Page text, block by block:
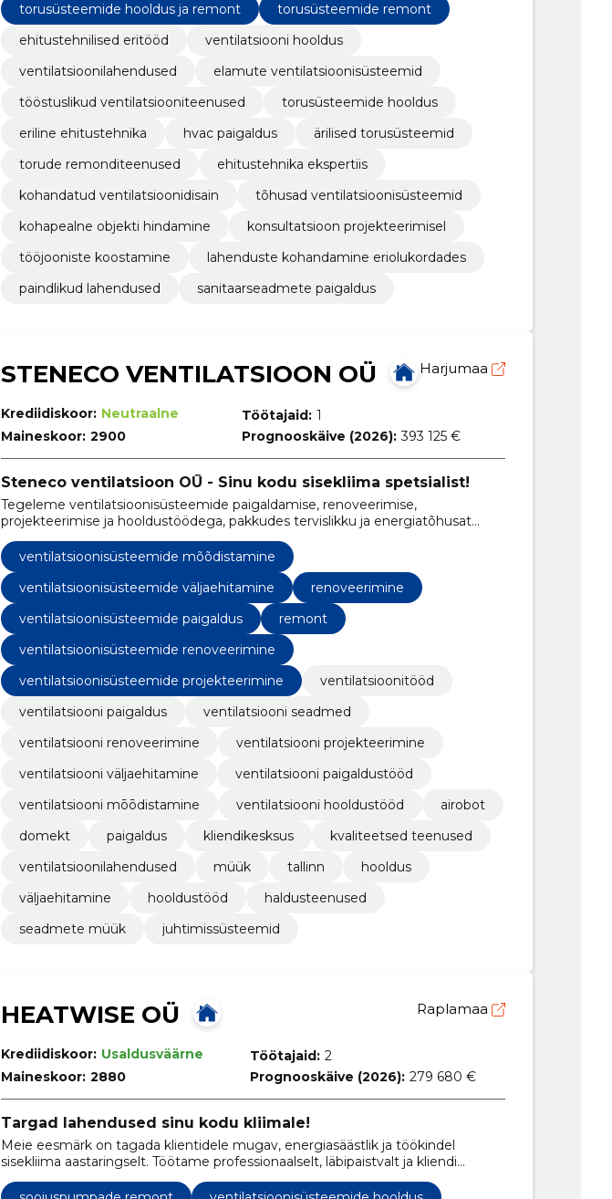
torusüsteemide hooldus ja remont
torusüsteemide remont
ehitustehnilised eritööd
ventilatsiooni hooldus
ventilatsioonilahendused
elamute ventilatsioonisüsteemid
tööstuslikud ventilatsiooniteenused
torusüsteemide hooldus
eriline ehitustehnika
hvac paigaldus
ärilised torusüsteemid
torude remonditeenused
ehitustehnika ekspertiis
kohandatud ventilatsioonidisain
tõhusad ventilatsioonisüsteemid
kohapealne objekti hindamine
konsultatsioon projekteerimisel
tööjooniste koostamine
lahenduste kohandamine eriolukordades
paindlikud lahendused
sanitaarseadmete paigaldus
STENECO VENTILATSIOON OÜ Harjumaa
Krediidiskoor: Neutraalne
Maineskoor: 2900
Töötajaid: 1
Prognooskäive (2026): 393 125 €
Steneco ventilatsioon OŪ - Sinu kodu sisekliima spetsialist!
Tegeleme ventilatsioonisüsteemide paigaldamise, renoveerimise,
projekteerimise ja hooldustöödega, pakkudes tervislikku ja energiatõhusat
siseõhku igas hoones.
ventilatsioonisüsteemide mõõdistamine
ventilatsioonisüsteemide väljaehitamine
renoveerimine
ventilatsioonisüsteemide paigaldus
remont
ventilatsioonisüsteemide renoveerimine
ventilatsioonisüsteemide projekteerimine
ventilatsioonitööd
ventilatsiooni paigaldus
ventilatsiooni seadmed
ventilatsiooni renoveerimine
ventilatsiooni projekteerimine
ventilatsiooni väljaehitamine
ventilatsiooni paigaldustööd
ventilatsiooni mōōdistamine
ventilatsiooni hooldustööd
airobot
domekt
paigaldus kliendikesksus
kvaliteetsed teenused
ventilatsioonilahendused
müük tallinn
hooldus
väljaehitamine
hooldustööd
haldusteenused
seadmete müük
juhtimissüsteemid
HEATWISE OÜ Raplamaa
Krediidiskoor: Usaldusväärne
Maineskoor: 2880
Töötajaid: 2
Prognooskäive (2026): 279 680 €
Targad lahendused sinu kodu kliimale!
Meie eesmärk on tagada klientidele mugav, energiasäästlik ja töökindel
sisekliima aastaringselt. Töötame professionaalselt, läbipaistvalt ja kliendi
vajadustest lähtudes, et pakkuda lahendusi, mis päriselt kestavad.